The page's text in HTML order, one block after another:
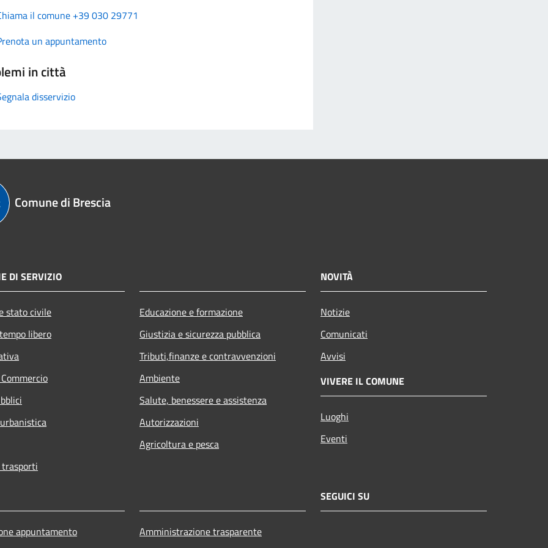
il comune +39 030 29771
un appuntamento
in città
disservizio
Comune di Brescia
DI SERVIZIO
stato civile
libero
Educazione e formazione
Giustizia e sicurezza pubblica
Tributi,finanze e contravvenzioni
Ambiente
Salute, benessere e assistenza
Autorizzazioni
Agricoltura e pesca
NOVITÀ
Notizie
Comunicati
Avvisi
VIVERE IL COMUNE
Luoghi
Eventi
appuntamento
Amministrazione trasparente
SEGUICI SU